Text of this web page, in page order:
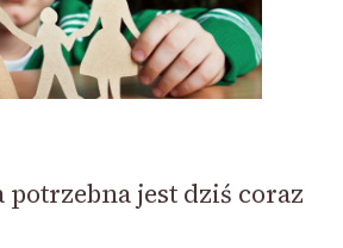
potrzebna jest dziś coraz